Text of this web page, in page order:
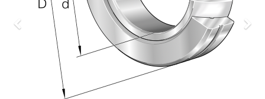
Previous